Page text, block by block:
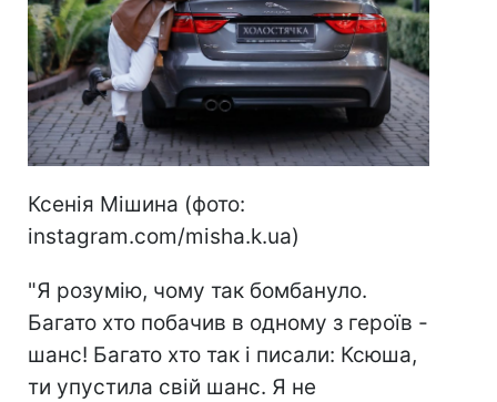
Ксенія Мішина (фото:
instagram.com/misha.k.ua)
"Я розумію, чому так бомбануло.
Багато хто побачив в одному з героїв -
шанс! Багато хто так і писали: Ксюша,
ти упустила свій шанс. Я не